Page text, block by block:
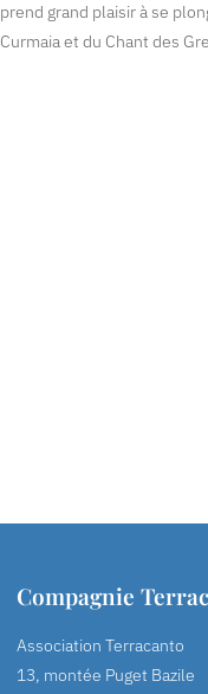
prend grand plaisir à se
Curmaia et du Chant des
Compagnie
Association Terracanto
13, montée Puget Bazile